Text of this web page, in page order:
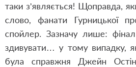
таки з’являється! Щоправда,
слово, фанати Гурницької
спойлер. Зазначу лише:
здивувати… у тому випадку,
була справжня Джейн